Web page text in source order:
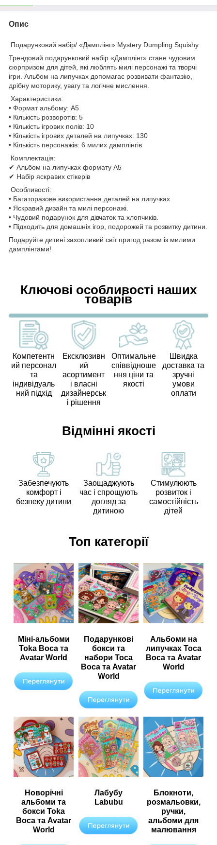
Опис
Подарунковий набір/ «Дамплінг» Mystery Dumpling Squishy
Трендовий подарунковий набір «Дамплінг» стане чудовим
сюрпризом для дітей, які люблять милі персонажі та творчі
ігри. Альбом на липучках допомагає розвивати фантазію,
дрібну моторику, увагу та логічне мислення.
Характеристики:
• Формат альбому: А5
• Кількість розворотів: 5
• Кількість ігрових полів: 10
• Кількість ігрових деталей на липучках: 130
• Кількість персонажів: 6 милих дамплінгів
Комплектація:
✔ Альбом на липучках формату А5
✔ Набір яскравих стікерів
Особливості:
• Багаторазове використання деталей на липучках.
• Яскравий дизайн та милі персонажі.
• Чудовий подарунок для дівчаток та хлопчиків.
• Підходить для домашніх ігор, подорожей та розвитку дитини.
Подаруйте дитині захопливий світ пригод разом із милими
дамплінгами!
Ключові особливості наших
товарів
Компетентн
ий персонал
та
індивідуаль
ний підхід
Ексклюзивн
ий
асортимент
і власні
дизайнерськ
і рішення
Оптимальне
співвідноше
ння ціни та
якості
Швидка
доставка та
зручні
умови
оплати
Відмінні якості
Забезпечують
комфорт і
безпеку дитини
Заощаджують
час і спрощують
догляд за
дитиною
Стимулюють
розвиток і
самостійність
дітей
Топ категорії
Міні-альбоми
Toka Boca та
Avatar World
Подарункові
бокси та
набори Toca
Boca та Avatar
World
Альбоми на
липучках Toca
Boca та Avatar
World
Новорічні
альбоми та
бокси Toka
Boca та Avatar
World
Лабубу
Labubu
Блокноти,
розмальовки,
ручки,
альбоми для
малювання